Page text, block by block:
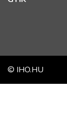
© IHO.HU